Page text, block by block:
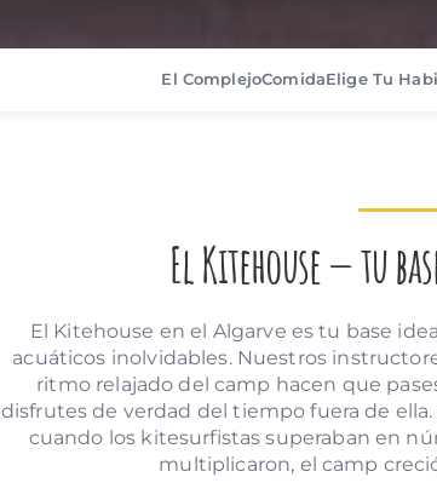
El ComplejoComidaElige Tu
El Kitehouse — tu
El Kitehouse en el Algarve es tu base
acuáticos inolvidables. Nuestros
ritmo relajado del camp hacen que
disfrutes de verdad del tiempo fuera de
cuando los kitesurfistas superaban en
multiplicaron, el camp